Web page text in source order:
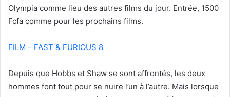
Olympia comme lieu des autres films du jour. Entrée, 1500
Fcfa comme pour les prochains films.
FILM – FAST & FURIOUS 8
Depuis que Hobbs et Shaw se sont affrontés, les deux
hommes font tout pour se nuire l’un à l’autre. Mais lorsque